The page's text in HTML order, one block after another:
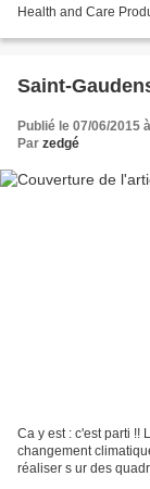
Health and Care
Publié le 07/06/2015
Par zedgé
Ca y est : c'est parti !!
changement
réaliser s ur des